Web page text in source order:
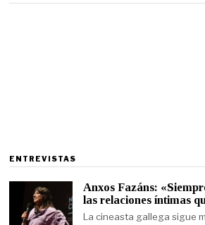
ENTREVISTAS
Anxos Fazáns:
las relaciones íntimas
La cineasta gallega sigue